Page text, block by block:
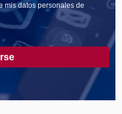
mis datos personales de